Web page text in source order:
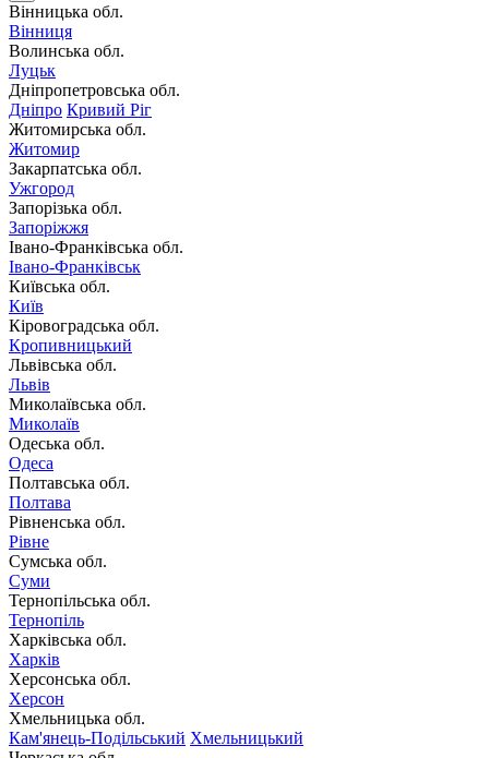
Вінницька обл.
Вінниця
Волинська обл.
Луцьк
Дніпропетровська обл.
Дніпро Кривий Ріг
Житомирська обл.
Житомир
Закарпатська обл.
Ужгород
Запорізька обл.
Запоріжжя
Івано-Франківська обл.
Івано-Франківськ
Київська обл.
Київ
Кіровоградська обл.
Кропивницький
Львівська обл.
Львів
Миколаївська обл.
Миколаїв
Одеська обл.
Одеса
Полтавська обл.
Полтава
Рівненська обл.
Рівне
Сумська обл.
Суми
Тернопільська обл.
Тернопіль
Харківська обл.
Харків
Херсонська обл.
Херсон
Хмельницька обл.
Кам'янець-Подільський Хмельницький